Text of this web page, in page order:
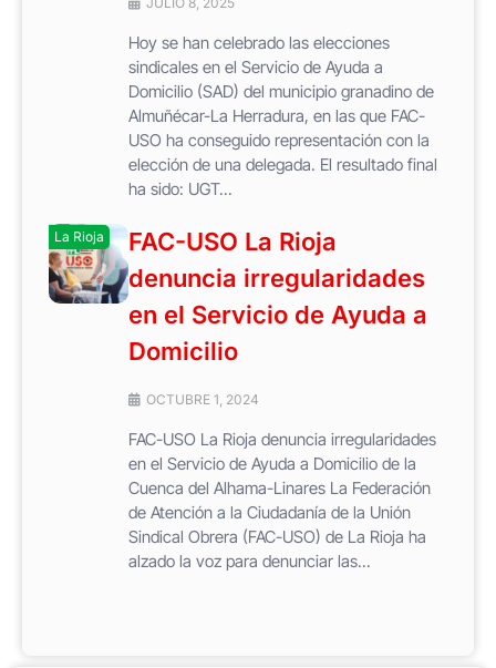
Hoy se han celebrado las elecciones
sindicales en el Servicio de Ayuda a
Domicilio (SAD) del municipio granadino de
Almuñécar-La Herradura, en las que FAC-
USO ha conseguido representación con la
elección de una delegada. El resultado final
ha sido: UGT...
La Rioja
FAC-USO La Rioja
denuncia irregularidades
en el Servicio de Ayuda a
Domicilio
OCTUBRE 1, 2024
FAC-USO La Rioja denuncia irregularidades
en el Servicio de Ayuda a Domicilio de la
Cuenca del Alhama-Linares La Federación
de Atención a la Ciudadanía de la Unión
Sindical Obrera (FAC-USO) de La Rioja ha
alzado la voz para denunciar las...